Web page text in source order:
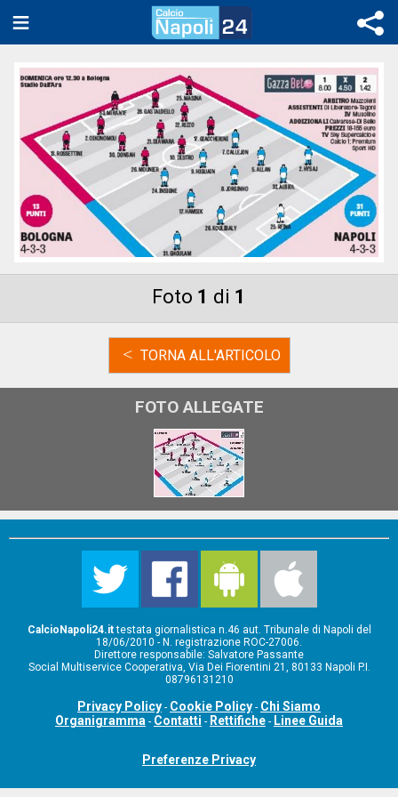
Foto 1 di 1
< TORNA ALL'ARTICOLO
FOTO ALLEGATE
CalcioNapoli24.ittestata giornalistica n.46 aut. Tribunale di Napoli del
18/06/2010 - N. registrazione ROC-27006.
Direttore responsabile: Salvatore Passante
Social Multiservice Cooperativa, Via Dei Fiorentini 21, 80133 Napoli P.I.
08796131210
Privacy Policy - Cookie Policy - Chi Siamo
Organigramma - Contatti - Rettifiche - Linee Guida
Preferenze Privacy